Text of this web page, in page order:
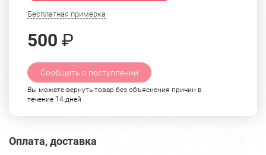
Бесплатная примерка
500 ₽
Сообщить о поступлении
Вы можете вернуть товар без объяснения причин в
течение 14 дней
Оплата, доставка